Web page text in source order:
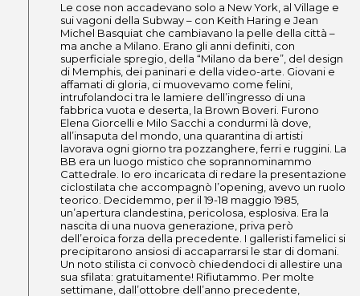
Le cose non accadevano solo a New York, al Village e
sui vagoni della Subway – con Keith Haring e Jean
Michel Basquiat che cambiavano la pelle della città –
ma anche a Milano. Erano gli anni definiti, con
superficiale spregio, della “Milano da bere”, del design
di Memphis, dei paninari e della video-arte. Giovani e
affamati di gloria, ci muovevamo come felini,
intrufolandoci tra le lamiere dell’ingresso di una
fabbrica vuota e deserta, la Brown Boveri. Furono
Elena Giorcelli e Milo Sacchi a condurmi là dove,
all’insaputa del mondo, una quarantina di artisti
lavorava ogni giorno tra pozzanghere, ferri e ruggini. La
BB era un luogo mistico che soprannominammo
Cattedrale. Io ero incaricata di redare la presentazione
ciclostilata che accompagnò l’opening, avevo un ruolo
teorico. Decidemmo, per il 19-18 maggio 1985,
un’apertura clandestina, pericolosa, esplosiva. Era la
nascita di una nuova generazione, priva però
dell’eroica forza della precedente. I galleristi famelici si
precipitarono ansiosi di accaparrarsi le star di domani.
Un noto stilista ci convocò chiedendoci di allestire una
sua sfilata: gratuitamente! Rifiutammo. Per molte
settimane, dall’ottobre dell’anno precedente,